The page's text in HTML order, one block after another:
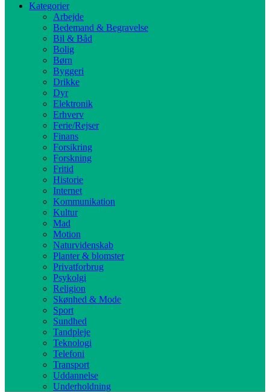
Kategorier
Arbejde
Bedemand & Begravelse
Bil & Båd
Bolig
Børn
Byggeri
Drikke
Dyr
Elektronik
Erhverv
Ferie/Rejser
Finans
Forsikring
Forskning
Fritid
Historie
Internet
Kommunikation
Kultur
Mad
Motion
Naturvidenskab
Planter & blomster
Privatforbrug
Psykolgi
Religion
Skønhed & Mode
Sport
Sundhed
Tandpleje
Teknologi
Telefoni
Transport
Uddannelse
Underholdning